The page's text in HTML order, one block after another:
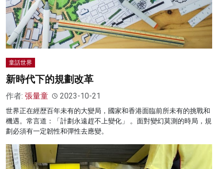
童話世界
新時代下的規劃改革
作者: 張量童 2023-10-21
世界正在經歴百年未有的大變局，國家和香港面臨前所未有的挑戰和
機遇。常言道：「計劃永遠趕不上變化」 。面對變幻莫測的時局，規
劃必須有一定韌性和彈性去應變。